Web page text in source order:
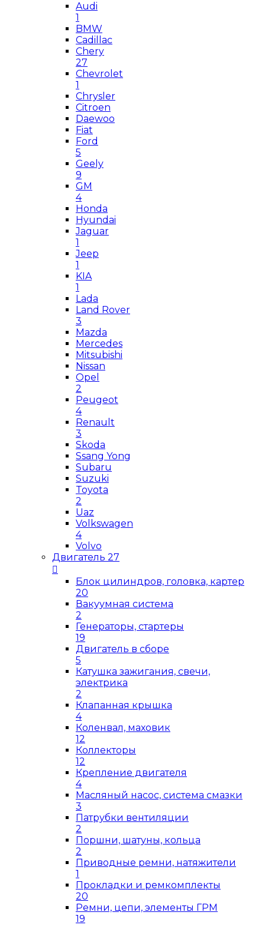
Audi
1
BMW
Cadillac
Chery
27
Chevrolet
1
Chrysler
Citroen
Daewoo
Fiat
Ford
5
Geely
9
GM
4
Honda
Hyundai
Jaguar
1
Jeep
1
KIA
1
Lada
Land Rover
3
Mazda
Mercedes
Mitsubishi
Nissan
Opel
2
Peugeot
4
Renault
3
Skoda
Ssang Yong
Subaru
Suzuki
Toyota
2
Uaz
Volkswagen
4
Volvo
Двигатель 27
Блок цилиндров, головка, картер
20
Вакуумная система
2
Генераторы, стартеры
19
Двигатель в сборе
5
Катушка зажигания, свечи,
электрика
2
Клапанная крышка
4
Коленвал, маховик
12
Коллекторы
12
Крепление двигателя
4
Масляный насос, система смазки
3
Патрубки вентиляции
2
Поршни, шатуны, кольца
2
Приводные ремни, натяжители
1
Прокладки и ремкомплекты
20
Ремни, цепи, элементы ГРМ
19